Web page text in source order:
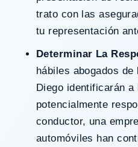
trato con las
tu representación
Determinar La
hábiles abogados
Diego identificarán a
potencialmente
conductor, una
automóviles han